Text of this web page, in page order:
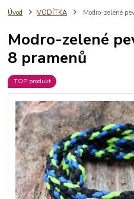
Úvod VODÍTKA Modro-zelené
Modro-zelené
8 pramenů
TOP produkt